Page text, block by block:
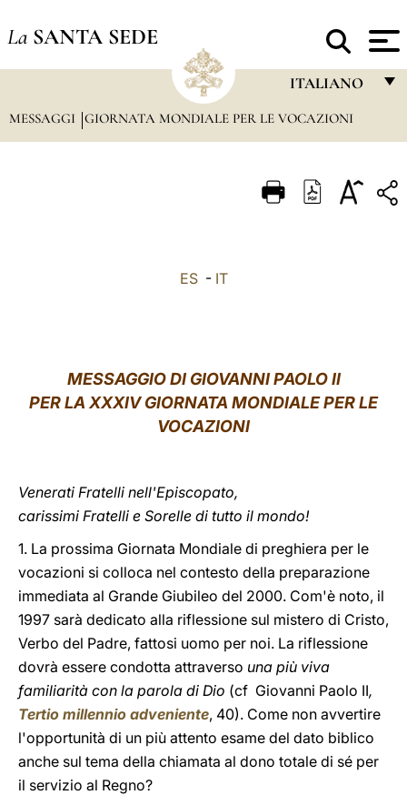
La SANTA SEDE
ITALIANO
FRANÇAIS
ITALIANO
中文
MESSAGGI GIORNATA MONDIALE PER LE VOCAZIONI
ES- IT
MESSAGGIO DI GIOVANNI PAOLO II
PER LA XXXIV GIORNATA MONDIALE PER LE
VOCAZIONI
Venerati Fratelli nell'Episcopato,
carissimi Fratelli e Sorelle di tutto il mondo!
1. La prossima Giornata Mondiale di preghiera per le
vocazioni si colloca nel contesto della preparazione
immediata al Grande Giubileo del 2000. Com'è noto, il
1997 sarà dedicato alla riflessione sul mistero di Cristo,
Verbo del Padre, fattosi uomo per noi. La riflessione
dovrà essere condotta attraverso una più viva
familiarità con la parola di Dio (cf Giovanni Paolo II,
Tertio millennio adveniente, 40). Come non avvertire
l'opportunità di un più attento esame del dato biblico
anche sul tema della chiamata al dono totale di sé per
il servizio al Regno?